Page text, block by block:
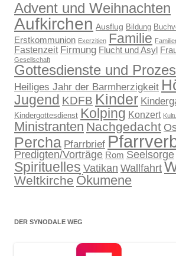
Advent und Weihnachten
Aufkirchen Ausflug Bildung
Erstkommunion Exerzitien Familie
Fastenzeit Firmung Flucht und Asyl
Gesellschaft
Gottesdienste und
Heiliges Jahr der Barmherzigkeit
Jugend KDFB Kinder
Kindergottesdienst Kolping Konzert
Ministranten Nachgedacht
Percha Pfarrbrief
Predigten/Vorträge Rom Seelsorge
Spirituelles Vatikan Wallfahrt
Weltkirche Ökumene
DER SYNODALE WEG